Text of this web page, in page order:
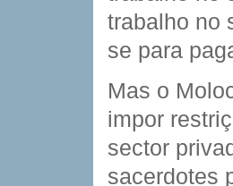
trabalho no
se para
Mas o
impor
sector
sacerdotes